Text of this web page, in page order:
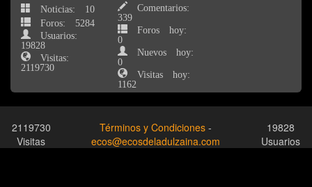
Noticias: 10
Foros: 5284
Usuarios:
19828
Visitas:
2119730
Comentarios:
339
Foros hoy:
0
Nuevos hoy:
0
Visitas hoy:
1162
2119730
Visitas
Términos y Condiciones -
ecos@ecosdeladulzaina.com
19828
Usuarios